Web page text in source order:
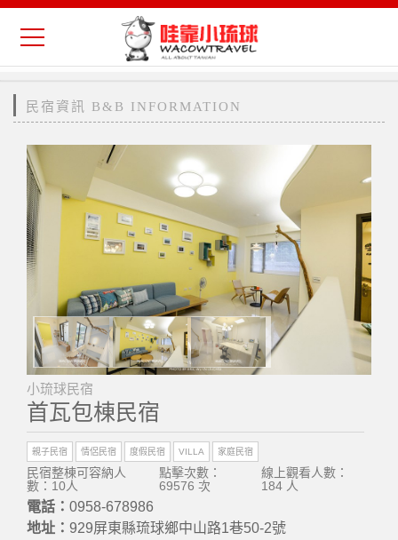
民宿資訊 B&B INFORMATION
小琉球民宿
首瓦包棟民宿
親子民宿 情侶民宿 度假民宿 VILLA 家庭民宿
民宿整棟可容納人
數：10人
點擊次數：
69576 次
線上觀看人數：
184 人
電話： 0958-678986
地址： 929屏東縣琉球鄉中山路1巷50-2號